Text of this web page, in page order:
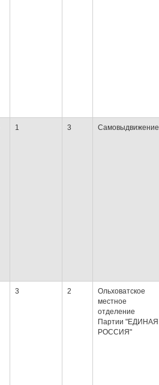
1 3 Самовыдвижение
3 2
Ольховатское
местное
отделение
Партии "ЕДИНАЯ
РОССИЯ"